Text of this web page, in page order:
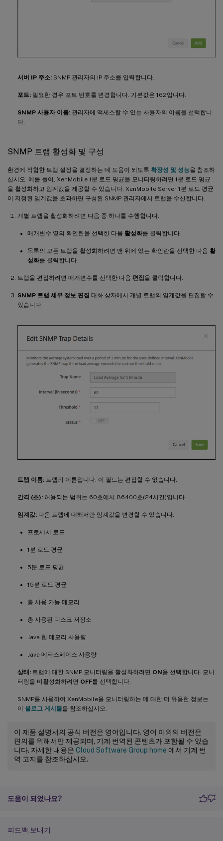
서버 IP 주소: SNMP 관리자의 IP 주소를 입력합니다.
포트: 필요한 경우 포트 번호를 변경합니다. 기본값은 162입니다.
SNMP 사용자 이름: 관리자에 액세스할 수 있는 사용자의 이름을 선택합니
다.
SNMP 트랩 활성화 및 구성
환경에 적합한 트랩 설정을 결정하는 데 도움이 되도록 확장성 및 성능을 참조하
십시오. 예를 들어, XenMobile 1분 로드 평균을 모니터링하려면 1분 로드 평균
을 활성화하고 임계값을 제공할 수 있습니다. XenMobile Server 1분 로드 평균
이 지정된 임계값을 초과하면 구성된 SNMP 관리자에서 트랩을 수신합니다.
개별 트랩을 활성화하려면 다음 중 하나를 수행합니다.
매개변수 옆의 확인란을 선택한 다음 활성화를 클릭합니다.
목록의 모든 트랩을 활성화하려면 맨 위에 있는 확인란을 선택한 다음 활
성화를 클릭합니다.
트랩을 편집하려면 매개변수를 선택한 다음 편집을 클릭합니다.
SNMP 트랩 세부 정보 편집 대화 상자에서 개별 트랩의 임계값을 편집할 수
있습니다.
트랩 이름: 트랩의 이름입니다. 이 필드는 편집할 수 없습니다.
간격 (초): 허용되는 범위는 60초에서 86400초(24시간)입니다.
임계값: 다음 트랩에 대해서만 임계값을 변경할 수 있습니다.
프로세서 로드
1분 로드 평균
5분 로드 평균
15분 로드 평균
총 사용 가능 메모리
총 사용된 디스크 저장소
Java 힙 메모리 사용량
Java 메타스페이스 사용량
상태: 트랩에 대한 SNMP 모니터링을 활성화하려면 ON을 선택합니다. 모니
터링을 비활성화하려면 OFF를 선택합니다.
SNMP를 사용하여 XenMobile을 모니터링하는 데 대한 더 유용한 정보는
이 블로그 게시물을 참조하십시오.
이 제품 설명서의 공식 버전은 영어입니다. 영어 이외의 버전은
편의를 위해서만 제공되며, 기계 번역된 콘텐츠가 포함될 수 있습
니다. 자세한 내용은 Cloud Software Group home 에서 기계 번
역 고지를 참조하십시오.
도움이 되었나요?
피드백 보내기